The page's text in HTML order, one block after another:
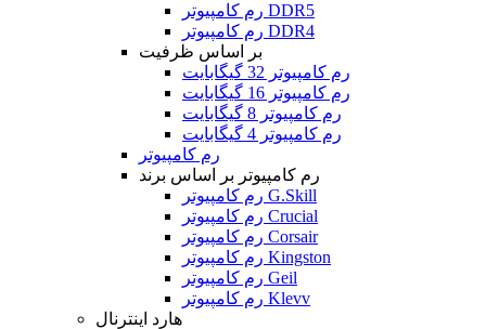
رم کامپیوتر DDR5
رم کامپیوتر DDR4
بر اساس ظرفیت
رم کامپیوتر 32 گیگابایت
رم کامپیوتر 16 گیگابایت
رم کامپیوتر 8 گیگابایت
رم کامپیوتر 4 گیگابایت
رم کامپیوتر
رم کامپیوتر بر اساس برند
رم کامپیوتر G.Skill
رم کامپیوتر Crucial
رم کامپیوتر Corsair
رم کامپیوتر Kingston
رم کامپیوتر Geil
رم کامپیوتر Klevv
هارد اینترنال